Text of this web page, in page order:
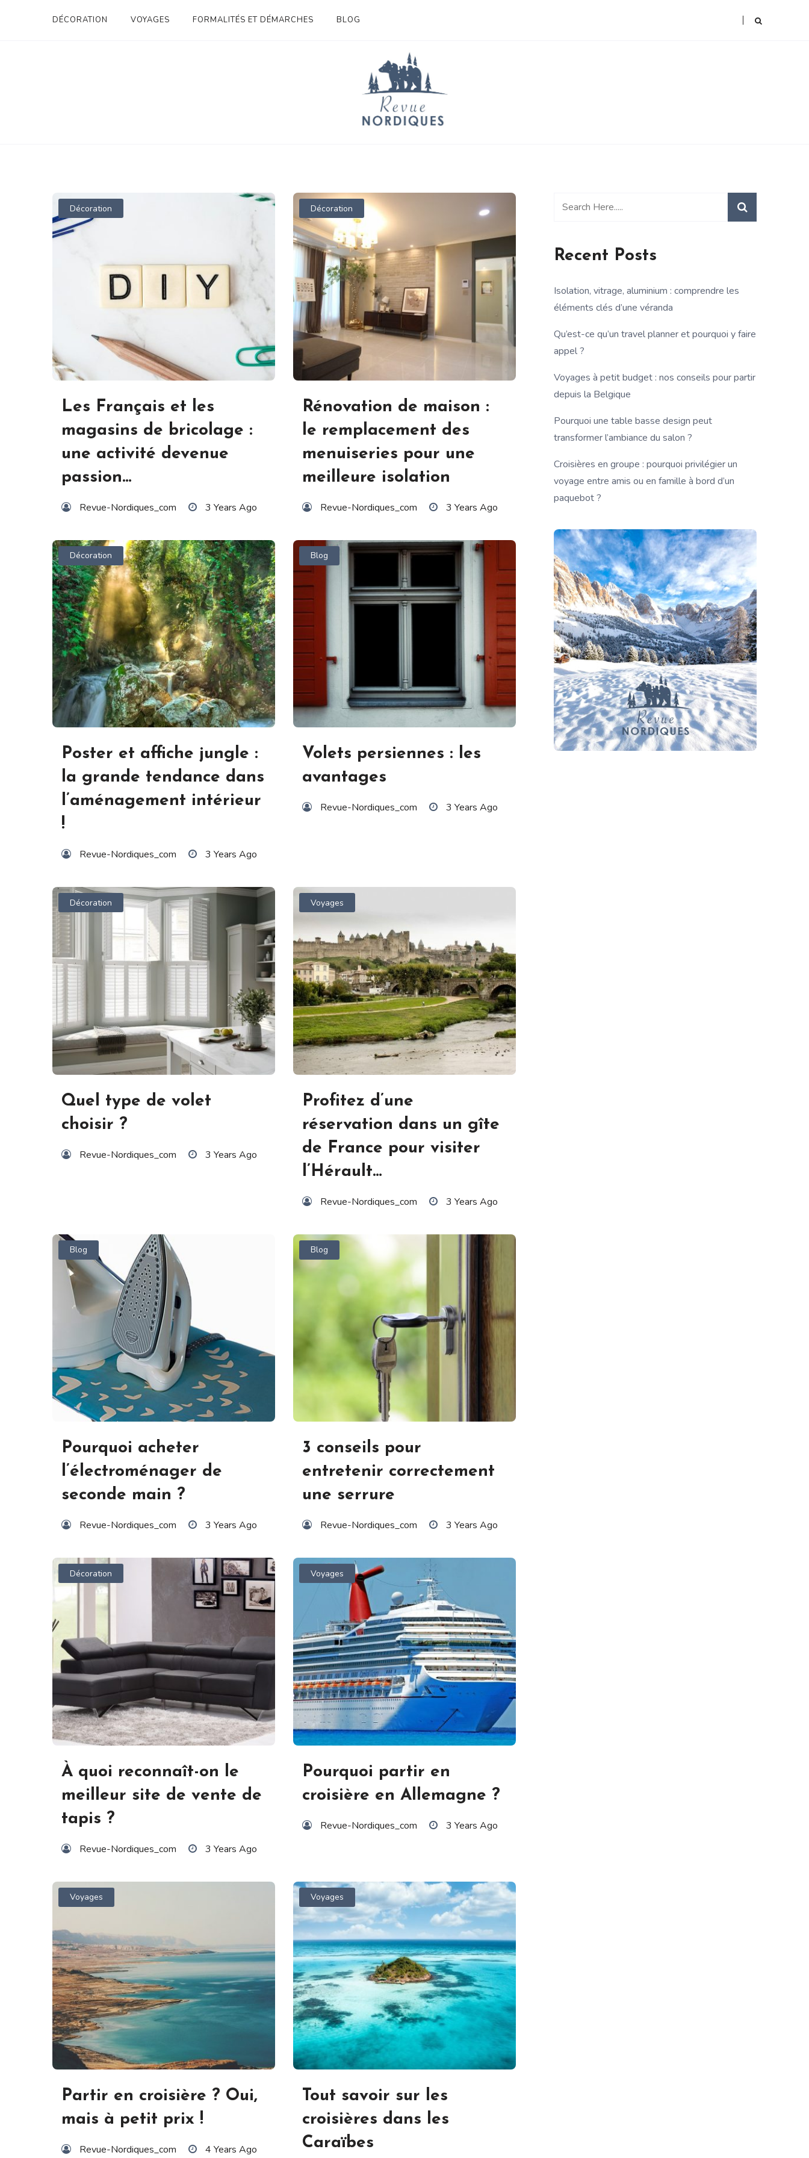
DÉCORATION VOYAGES FORMALITÉS ET DÉMARCHES BLOG
Décoration
Les Français et les
magasins de bricolage :
une activité devenue
passion…
Revue-Nordiques_com 3 Years Ago
Décoration
Rénovation de maison :
le remplacement des
menuiseries pour une
meilleure isolation
Revue-Nordiques_com 3 Years Ago
Décoration
Poster et affiche jungle :
la grande tendance dans
l’aménagement intérieur
!
Revue-Nordiques_com 3 Years Ago
Blog
Volets persiennes : les
avantages
Revue-Nordiques_com 3 Years Ago
Décoration
Quel type de volet
choisir ?
Revue-Nordiques_com 3 Years Ago
Voyages
Profitez d’une
réservation dans un gîte
de France pour visiter
l’Hérault…
Revue-Nordiques_com 3 Years Ago
Blog
Pourquoi acheter
l’électroménager de
seconde main ?
Revue-Nordiques_com 3 Years Ago
Blog
3 conseils pour
entretenir correctement
une serrure
Revue-Nordiques_com 3 Years Ago
Décoration
À quoi reconnaît-on le
meilleur site de vente de
tapis ?
Revue-Nordiques_com 3 Years Ago
Voyages
Pourquoi partir en
croisière en Allemagne ?
Revue-Nordiques_com 3 Years Ago
Voyages
Partir en croisière ? Oui,
mais à petit prix !
Revue-Nordiques_com 4 Years Ago
Voyages
Tout savoir sur les
croisières dans les
Caraïbes
Recent Posts
Isolation, vitrage, aluminium : comprendre les
éléments clés d’une véranda
Qu’est-ce qu’un travel planner et pourquoi y faire
appel ?
Voyages à petit budget : nos conseils pour partir
depuis la Belgique
Pourquoi une table basse design peut
transformer l’ambiance du salon ?
Croisières en groupe : pourquoi privilégier un
voyage entre amis ou en famille à bord d’un
paquebot ?